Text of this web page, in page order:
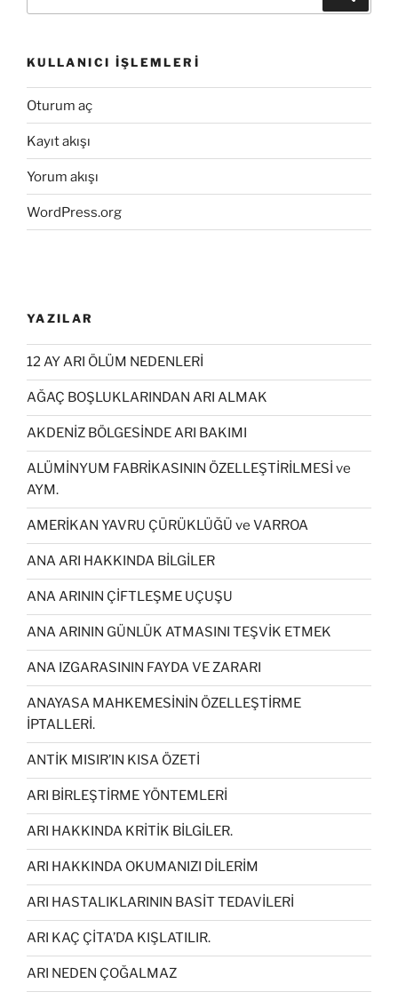
KULLANICI İŞLEMLERI
Oturum aç
Kayıt akışı
Yorum akışı
WordPress.org
YAZILAR
12 AY ARI ÖLÜM NEDENLERİ
AĞAÇ BOŞLUKLARINDAN ARI ALMAK
AKDENİZ BÖLGESİNDE ARI BAKIMI
ALÜMİNYUM FABRİKASININ ÖZELLEŞTİRİLMESİ ve
AYM.
AMERİKAN YAVRU ÇÜRÜKLÜĞÜ ve VARROA
ANA ARI HAKKINDA BİLGİLER
ANA ARININ ÇİFTLEŞME UÇUŞU
ANA ARININ GÜNLÜK ATMASINI TEŞVİK ETMEK
ANA IZGARASININ FAYDA VE ZARARI
ANAYASA MAHKEMESİNİN ÖZELLEŞTİRME
İPTALLERİ.
ANTİK MISIR’IN KISA ÖZETİ
ARI BİRLEŞTİRME YÖNTEMLERİ
ARI HAKKINDA KRİTİK BİLGİLER.
ARI HAKKINDA OKUMANIZI DİLERİM
ARI HASTALIKLARININ BASİT TEDAVİLERİ
ARI KAÇ ÇİTA’DA KIŞLATILIR.
ARI NEDEN ÇOĞALMAZ